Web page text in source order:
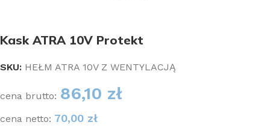
Kask ATRA 10V Protekt
SKU: HEŁM ATRA 10V Z WENTYLACJĄ
cena brutto: 86,10 zł
cena netto: 70,00 zł